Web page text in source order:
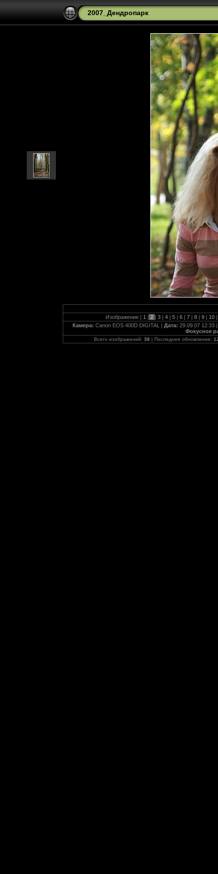
2007_Дендропарк
Изображение | 1 | 2 | 3 | 4 | 5 | 6 | 7 | 8 | 9 | 10 |
Камера: Canon EOS 400D DIGITAL | Дата: 29.09.07 12:33
Фокусное
Всего изображений: 38 | Последнее обновление: